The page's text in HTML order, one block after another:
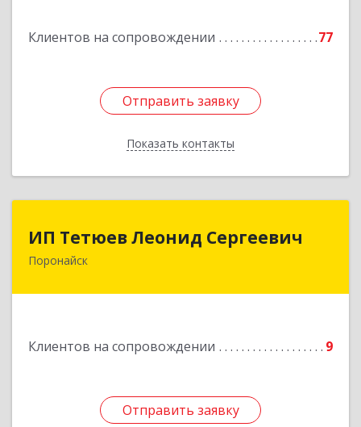
Клиентов на сопровождении 77
Отправить заявку
Показать контакты
Подробнее
Отправить заявку
Назад
ИП Тетюев Леонид Сергеевич
Поронайск
Клиентов на сопровождении 9
Отправить заявку
694242, Сахалинская обл, Поронайск г, Фрунзе
Отправить заявку